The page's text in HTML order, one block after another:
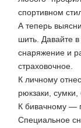
спортивном
А теперь
шить. Давайте
снаряжение и
страховочное.
К личному
рюкзаки,
К бивачному —
Специальное